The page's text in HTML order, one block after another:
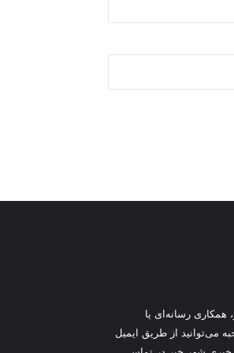
همکاری رسانه‌ای یا
می‌توانید از طریق ایمیل